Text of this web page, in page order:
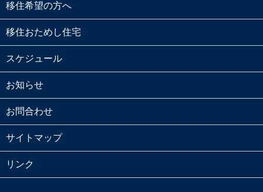
移住希望の方へ
移住おためし住宅
スケジュール
お知らせ
お問合わせ
サイトマップ
リンク